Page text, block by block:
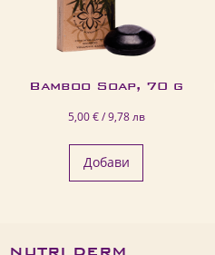
Bamboo Soap, 70 g
5,00 € / 9,78 лв
Добави
NUTRI DERM